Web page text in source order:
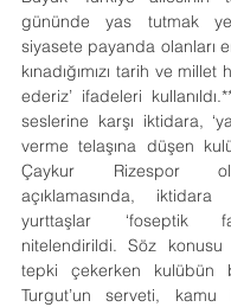
gününde yas tutmak
siyasete payanda olanları
kınadığımızı tarih ve
ederiz’ ifadeleri
seslerine karşı iktidara,
verme telaşına düşen
Çaykur Rizespor
açıklamasında,
yurttaşlar ‘foseptik
nitelendirildi. Söz konusu
tepki çekerken kulübün
Turgut’un serveti, kamu